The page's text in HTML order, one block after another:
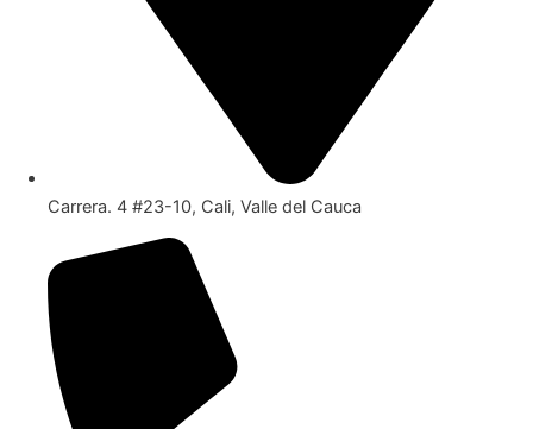
Carrera. 4 #23-10, Cali, Valle del Cauca